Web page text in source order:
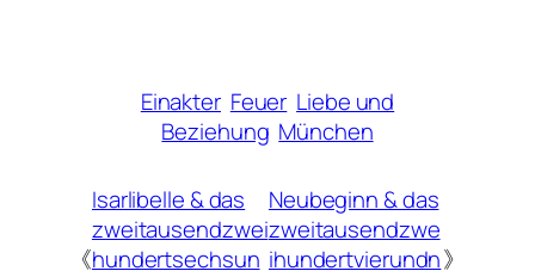
Einakter Feuer Liebe und
Beziehung München
《
Isarlibelle & das
zweitausendzwei
hundertsechsun
Neubeginn & das
zweitausendzwe
ihundertvierundn》